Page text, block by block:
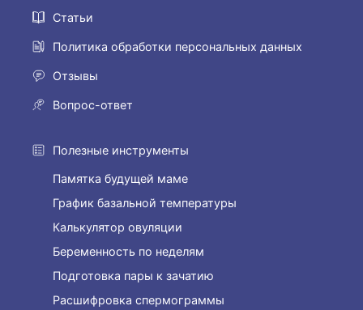
Статьи
Политика обработки персональных данных
Отзывы
Вопрос-ответ
Полезные инструменты
Памятка будущей маме
График базальной температуры
Калькулятор овуляции
Беременность по неделям
Подготовка пары к зачатию
Расшифровка спермограммы